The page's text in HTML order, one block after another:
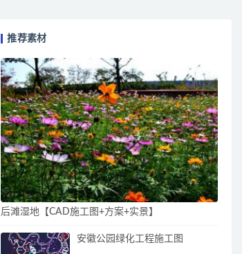
推荐素材
后滩湿地【CAD施工图+方案+实景】
安徽公园绿化工程施工图